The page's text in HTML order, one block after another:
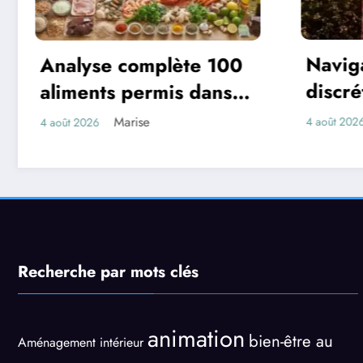
100
dans la
Navigation privée et
discrétion : Nos
conseils pour un jardin
4 août 2026
Recherche par mots clés
Aménagement intérieur animation bien-être au